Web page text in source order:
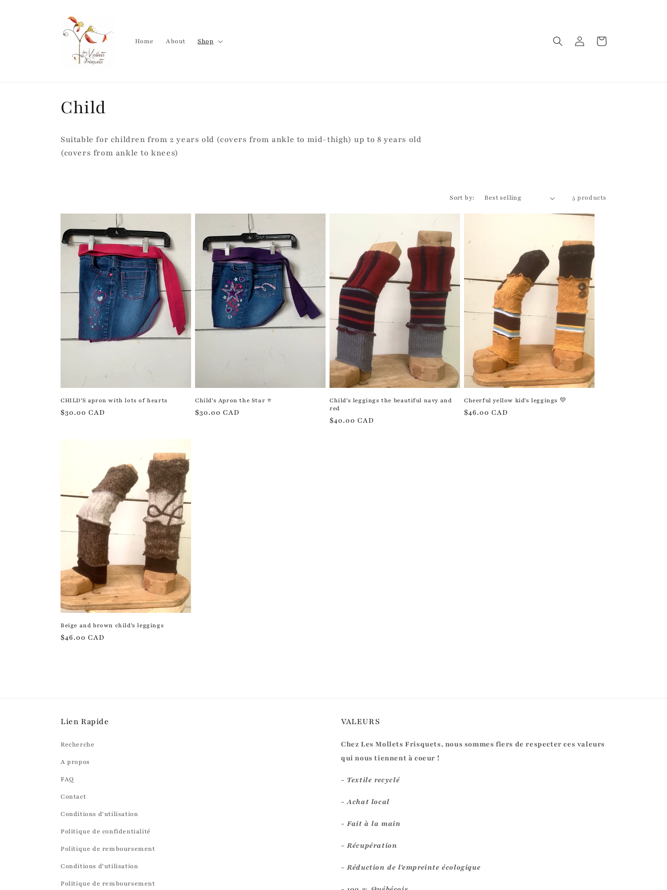
Home About Shop
in
Cart
C
o
l
e
c
i
o
n
Child
Suitable for children from 2 years old (covers from ankle to mid-thigh) up to 8 years old
(covers from ankle to knees)
Sort by: 5 products
CHILD'S apron with lots of hearts
Regular
$30.00 CAD
Child's Apron the Star ⭐️
Regular
$30.00 CAD
Child's leggings the beautiful navy and
red
Regular
$40.00 CAD
Cheerful yellow kid's leggings 💛
Regular
$46.00 CAD
Beige and brown child's leggings
Regular
$46.00 CAD
Lien Rapide
Recherche
A propos
FAQ
Contact
Conditions d'utilisation
Politique de confidentialité
Politique de remboursement
Conditions d'utilisation
Politique de remboursement
VALEURS
Chez Les Mollets Frisquets, nous sommes fiers de respecter ces valeurs
qui nous tiennent à coeur !
- Textile recyclé
- Achat local
- Fait à la main
- Récupération
- Réduction de l'empreinte écologique